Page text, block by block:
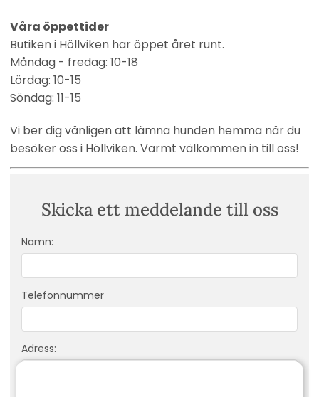
Våra öppettider
Butiken i Höllviken har öppet året runt.
Måndag - fredag: 10-18
Lördag: 10-15
Söndag: 11-15
Vi ber dig vänligen att lämna hunden hemma när du
besöker oss i Höllviken. Varmt välkommen in till oss!
Skicka ett meddelande till oss
Namn:
Telefonnummer
Adress: